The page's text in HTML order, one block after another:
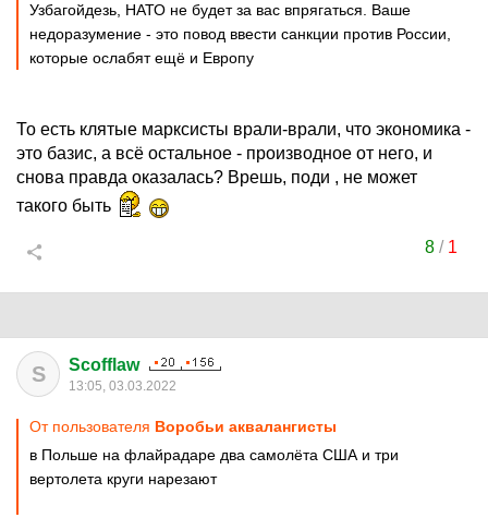
Узбагойдезь, НАТО не будет за вас впрягаться. Ваше
недоразумение - это повод ввести санкции против России,
которые ослабят ещё и Европу
То есть клятые марксисты врали-врали, что экономика -
это базис, а всё остальное - производное от него, и
снова правда оказалась? Врешь, поди , не может
такого быть
8/ 1
S Scofflaw
13:05, 03.03.2022
От пользователя Воробьи аквалангисты
в Польше на флайрадаре два самолёта США и три
вертолета круги нарезают